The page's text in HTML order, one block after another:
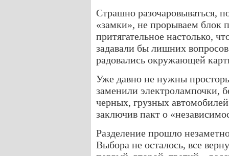
Страшно разочаровываться,
«замки», не прорываем блок
притягательное настолько,
задавали бы лишних
радовались окружающей
Уже давно не нужны
заменили электролампочки,
черных, грузных
заключив пакт о
Разделение прошло
Выбора не осталось, все